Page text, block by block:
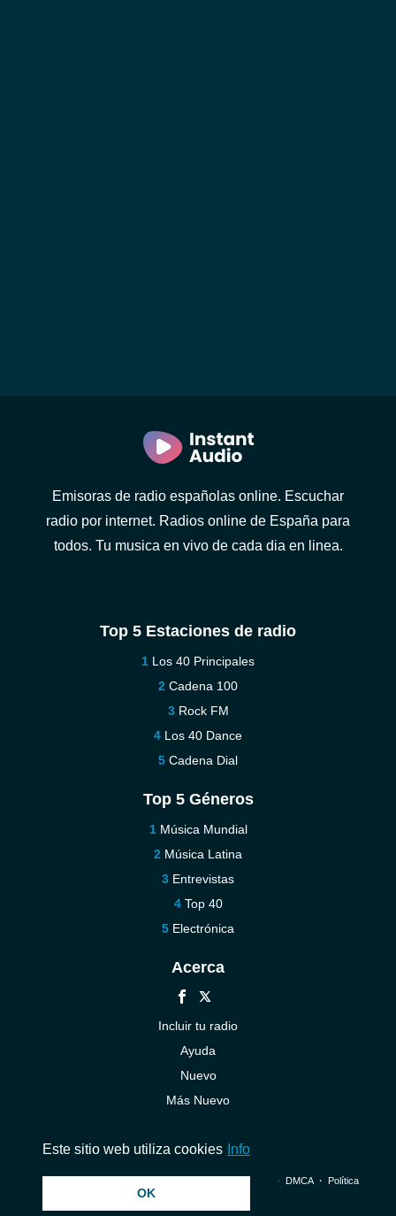
Emisoras de radio españolas online. Escuchar
radio por internet. Radios online de España para
todos. Tu musica en vivo de cada dia en linea.
Top 5 Estaciones de radio
Los 40 Principales
Cadena 100
Rock FM
Los 40 Dance
Cadena Dial
Top 5 Géneros
Música Mundial
Música Latina
Entrevistas
Top 40
Electrónica
Acerca
Incluir tu radio
Ayuda
Nuevo
Más Nuevo
© 2026 InstantAudio. Reservados todos los derechos. ・ DMCA・ Política
Este sitio web utiliza cookies Info
OK